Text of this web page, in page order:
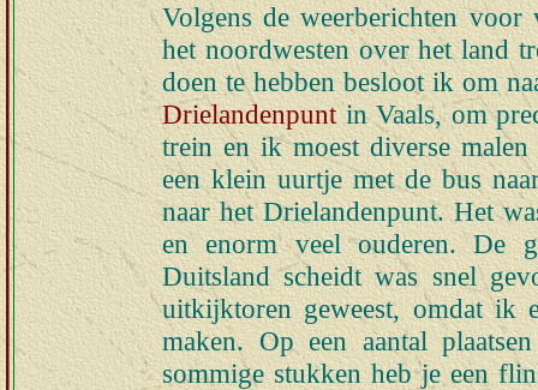
Volgens de weerberichten
het noordwesten over het land
doen te hebben besloot ik om
Drielandenpuntin Vaals, om
trein en ik moest diverse
een klein uurtje met de bus
naar het Drielandenpunt. Het
en enorm veel ouderen. De
Duitsland scheidt was snel
uitkijktoren geweest, omdat ik
maken. Op een aantal
sommige stukken heb je een